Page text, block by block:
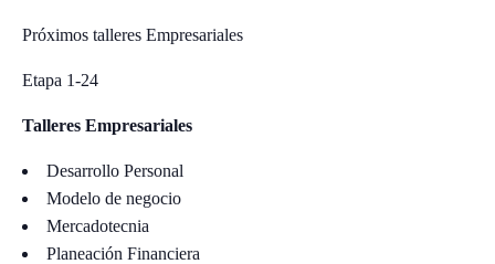
Próximos talleres Empresariales
Etapa 1-24
Talleres Empresariales
Desarrollo Personal
Modelo de negocio
Mercadotecnia
Planeación Financiera